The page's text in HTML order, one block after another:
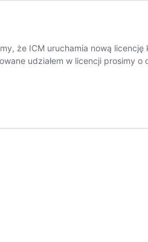
że ICM uruchamia nową
udziałem w licencji prosimy